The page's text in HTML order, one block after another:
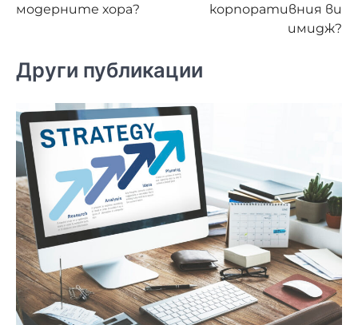
модерните хора?
корпоративния ви
имидж?
Други публикации